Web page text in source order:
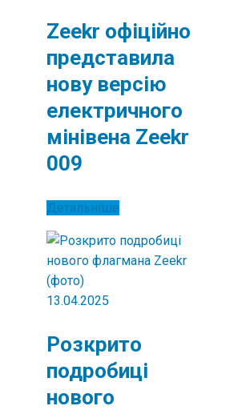
Zeekr офіційно
представила
нову версію
електричного
мінівена Zeekr
009
Детальніше
13.04.2025
Розкрито
подробиці
нового